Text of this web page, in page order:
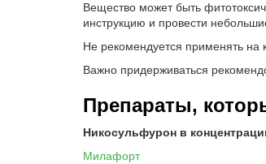
Вещество может быть
инструкцию и провести
Не рекомендуется применять на
Важно придерживаться
Препараты,
Никосульфурон в
Милафорт